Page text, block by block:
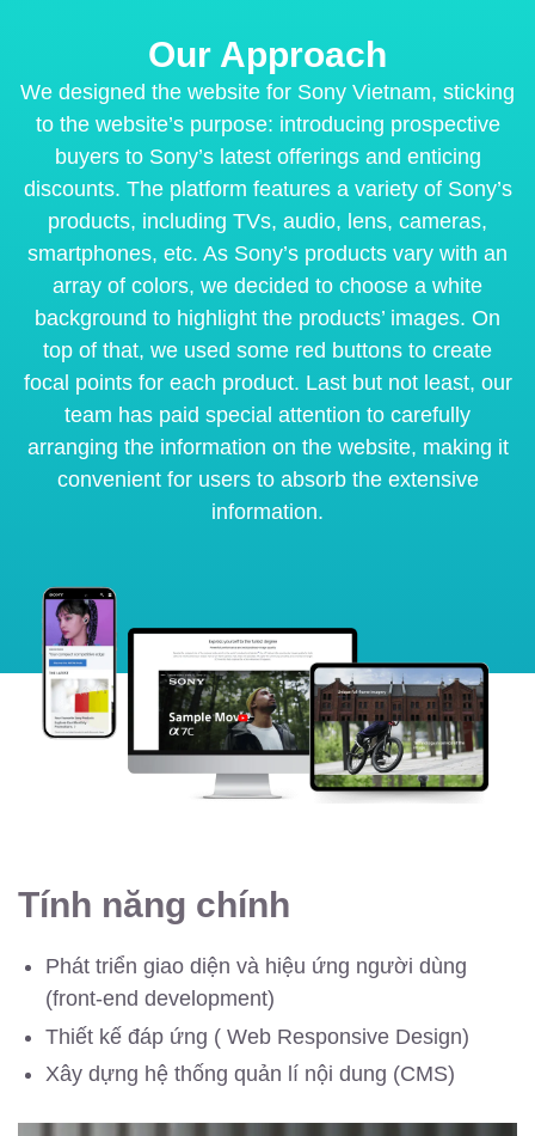
Our Approach
We designed the website for Sony Vietnam, sticking
to the website’s purpose: introducing prospective
buyers to Sony’s latest offerings and enticing
discounts. The platform features a variety of Sony’s
products, including TVs, audio, lens, cameras,
smartphones, etc. As Sony’s products vary with an
array of colors, we decided to choose a white
background to highlight the products’ images. On
top of that, we used some red buttons to create
focal points for each product. Last but not least, our
team has paid special attention to carefully
arranging the information on the website, making it
convenient for users to absorb the extensive
information.
Tính năng chính
Phát triển giao diện và hiệu ứng người dùng
(front-end development)
Thiết kế đáp ứng ( Web Responsive Design)
Xây dựng hệ thống quản lí nội dung (CMS)